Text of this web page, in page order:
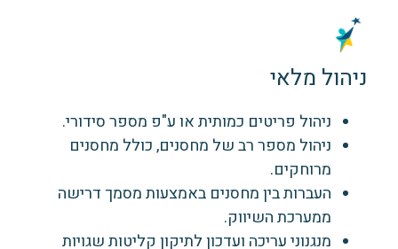
ניהול מלאי
ניהול פריטים כמותית או ע"פ מספר סידורי.
ניהול מספר רב של מחסנים, כולל מחסנים
מרוחקים.
העברות בין מחסנים באמצעות מסמך דרישה
ממערכת השיווק.
מנגנוני עריכה ועדכון לתיקון קליטות שגויות